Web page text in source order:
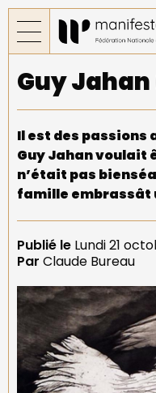
Aller
au
contenu
Guy
Il est des
Guy Jahan voulait
n’était pas
famille embrassât
Publié le Lundi 21
Par Claude Bureau